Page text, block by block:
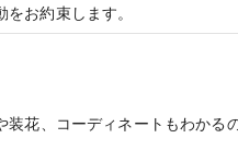
お約束します。
花、コーディネートもわかる